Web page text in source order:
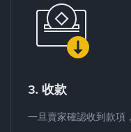
3. 收款
一旦賣家確認收到款項